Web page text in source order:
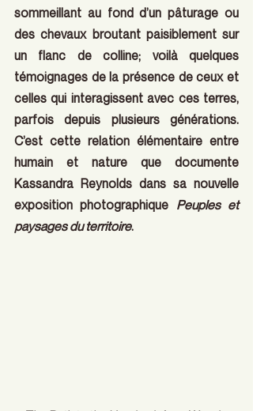
sommeillant au fond d’un pâturage ou
des chevaux broutant paisiblement sur
un flanc de colline; voilà quelques
témoignages de la présence de ceux et
celles qui interagissent avec ces terres,
parfois depuis plusieurs générations.
C’est cette relation élémentaire entre
humain et nature que documente
Kassandra Reynolds dans sa nouvelle
exposition photographique Peuples et
paysages du territoire.